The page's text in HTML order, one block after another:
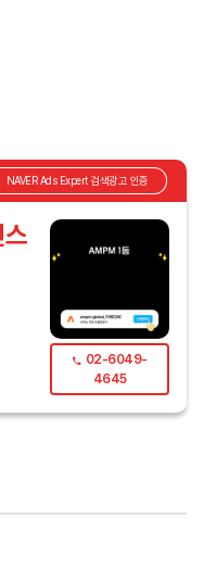
NAVER Ads Expert 검색광고 인증
02-6049-
4645